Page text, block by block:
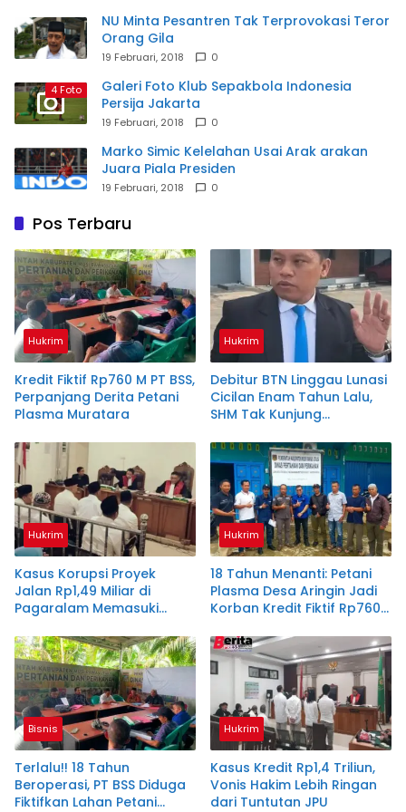
NU Minta Pesantren Tak Terprovokasi Teror
Orang Gila
19 Februari, 2018 0
4 Foto
Galeri Foto Klub Sepakbola Indonesia
Persija Jakarta
19 Februari, 2018 0
Marko Simic Kelelahan Usai Arak arakan
Juara Piala Presiden
19 Februari, 2018 0
Pos Terbaru
Hukrim
Kredit Fiktif Rp760 M PT BSS,
Perpanjang Derita Petani
Plasma Muratara
Hukrim
Debitur BTN Linggau Lunasi
Cicilan Enam Tahun Lalu,
SHM Tak Kunjung
Hukrim
Kasus Korupsi Proyek
Jalan Rp1,49 Miliar di
Pagaralam Memasuki
Terdakwa Dituntut 2,5
Tahun Penjara
Hukrim
18 Tahun Menanti: Petani
Plasma Desa Aringin Jadi
Korban Kredit Fiktif Rp760
Bisnis
Terlalu!! 18 Tahun
Beroperasi, PT BSS Diduga
Fiktifkan Lahan Petani
Hukrim
Kasus Kredit Rp1,4 Triliun,
Vonis Hakim Lebih Ringan
dari Tuntutan JPU